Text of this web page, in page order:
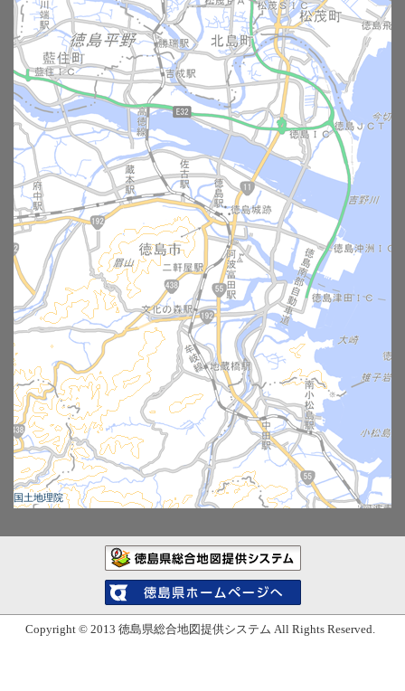
(2) 本システムで提供する情報については、利用者の権利又は義
務の証明、手続・届出の資料等、利用者の特定の目的に適合す
ることを保証するものではありません。
(3) 地図で表示する情報については、その情報の更新に努めてい
ますが、データ作成時及び更新の時期により現状と異なる場合
があります。
(4) ブラウザ及びインターネットへの接続環境によっては、一部
の表示・機能が制限される場合があります。
(5) 表示する地図情報の種類によっては、大量のデータ通信を行
うため、表示するまでに時間がかかる場合があります。
(6) 地図情報を複数重ねた場合、色が重複し正確な情報を得るこ
とが難しくなるほか、縮尺によっては表示されない情報が存在
しますので、閲覧の際は注意してください。
免責事項について
(1) 本システムを利用することで利用者又は第三者に生じた一切
の損害及び障害等については、徳島県、ソフトウェア開発製作
者、地図データ・画像・写真等製作者はその責任を負いませ
ん。
(2) 徳島県はシステム保守などの場合を含めた諸事情により、本
システムを予告なく変更又は一時停止もしくは完全に終了する
場合があります。
(3) 本システムには第三者が管理するウェブサイトへのリンクが
含まれる場合があります。徳島県はこれらのウェブサイトのい
ずれのコンテンツに関しても責任を負いません。
画像について
(1) 本システムに掲載している画像の無断転載を禁じます。
国土地理院
徳島県総合地図提供システム